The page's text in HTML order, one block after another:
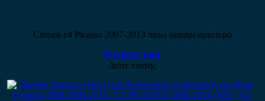
Citroen c4 Picasso 2007-2013 πίσω φανάρι αριστερό
Ρωτήστε τιμή
Δείτε επίσης